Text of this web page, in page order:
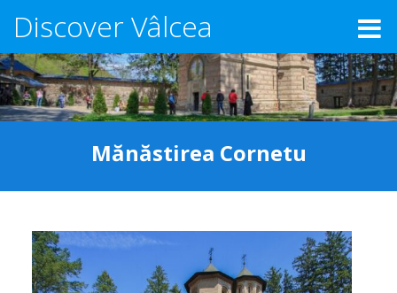
Discover Vâlcea
Mănăstirea Cornetu